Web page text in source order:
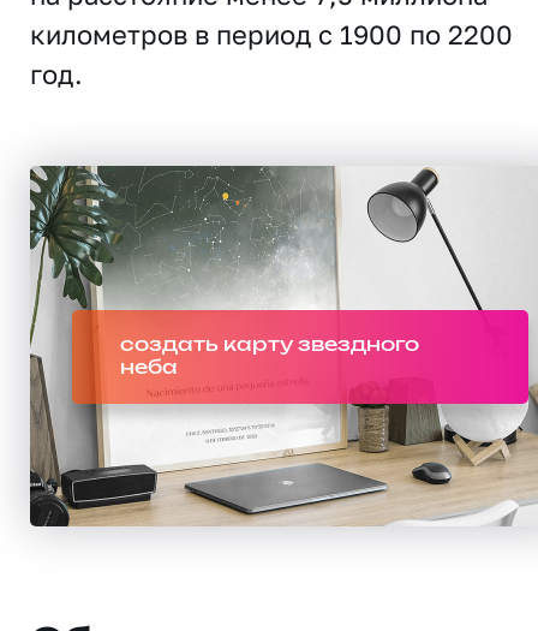
километров в период с 1900 по 2200
год.
создать карту звездного
неба